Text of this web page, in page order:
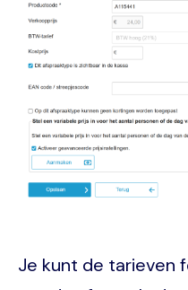
Je kunt de tarieven